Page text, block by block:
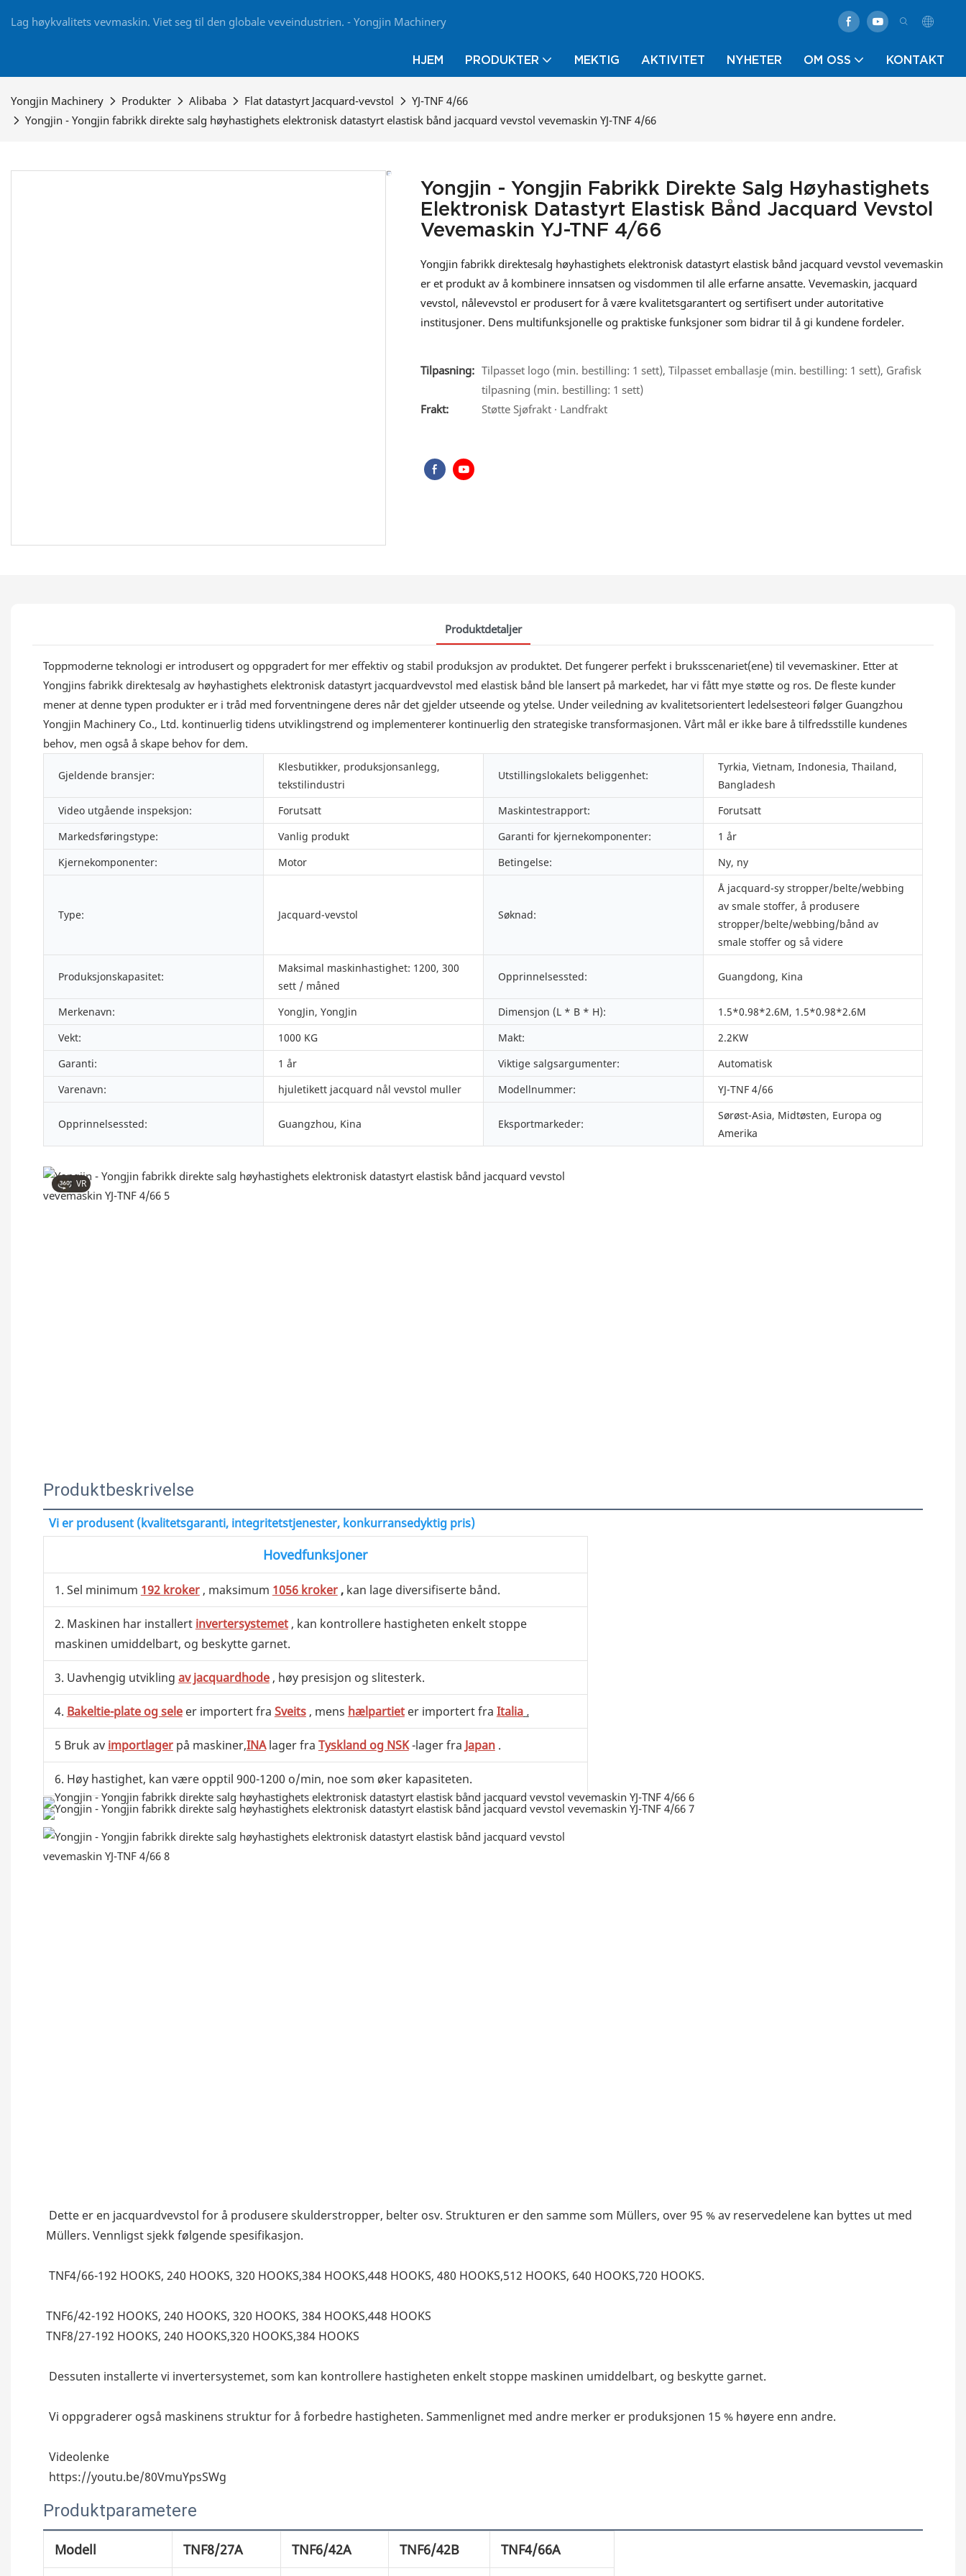
Lag høykvalitets vevmaskin. Viet seg til den globale veveindustrien. - Yongjin Machinery
HJEM PRODUKTER MEKTIG AKTIVITET NYHETER OM OSS KONTAKT
Yongjin Machinery Produkter Alibaba Flat datastyrt Jacquard-vevstol
YJ-TNF 4/66
Yongjin - Yongjin fabrikk direkte salg høyhastighets elektronisk datastyrt elastisk bånd jacquard vevstol vevemaskin YJ-TNF 4/66
Yongjin - Yongjin Fabrikk Direkte Salg Høyhastighets
Elektronisk Datastyrt Elastisk Bånd Jacquard Vevstol
Vevemaskin YJ-TNF 4/66
Yongjin fabrikk direktesalg høyhastighets elektronisk datastyrt elastisk bånd jacquard vevstol vevemaskin
er et produkt av å kombinere innsatsen og visdommen til alle erfarne ansatte. Vevemaskin, jacquard
vevstol, nålevevstol er produsert for å være kvalitetsgarantert og sertifisert under autoritative
institusjoner. Dens multifunksjonelle og praktiske funksjoner som bidrar til å gi kundene fordeler.
Tilpasning: Tilpasset logo (min. bestilling: 1 sett), Tilpasset emballasje (min. bestilling: 1 sett), Grafisk
tilpasning (min. bestilling: 1 sett)
Frakt:
Støtte Sjøfrakt · Landfrakt
Produktdetaljer
Toppmoderne teknologi er introdusert og oppgradert for mer effektiv og stabil produksjon av produktet. Det fungerer perfekt i bruksscenariet(ene) til vevemaskiner. Etter at
Yongjins fabrikk direktesalg av høyhastighets elektronisk datastyrt jacquardvevstol med elastisk bånd ble lansert på markedet, har vi fått mye støtte og ros. De fleste kunder
mener at denne typen produkter er i tråd med forventningene deres når det gjelder utseende og ytelse. Under veiledning av kvalitetsorientert ledelsesteori følger Guangzhou
Yongjin Machinery Co., Ltd. kontinuerlig tidens utviklingstrend og implementerer kontinuerlig den strategiske transformasjonen. Vårt mål er ikke bare å tilfredsstille kundenes
behov, men også å skape behov for dem.
Gjeldende bransjer:
Klesbutikker, produksjonsanlegg,
tekstilindustri
Utstillingslokalets beliggenhet:
Tyrkia, Vietnam, Indonesia, Thailand,
Bangladesh
Video utgående inspeksjon:
Forutsatt Maskintestrapport:
Forutsatt
Markedsføringstype:
Vanlig produkt Garanti for kjernekomponenter:
1 år
Kjernekomponenter:
Motor Betingelse: Ny, ny
Type: Jacquard-vevstol Søknad:
Å jacquard-sy stropper/belte/webbing
av smale stoffer, å produsere
stropper/belte/webbing/bånd av
smale stoffer og så videre
Produksjonskapasitet:
Maksimal maskinhastighet: 1200, 300
sett / måned
Opprinnelsessted: Guangdong, Kina
Merkenavn: YongJin, YongJin Dimensjon (L * B * H):
1.5*0.98*2.6M, 1.5*0.98*2.6M
Vekt:
1000 KG Makt:
2.2KW
Garanti:
1 år Viktige salgsargumenter:
Automatisk
Varenavn:
hjuletikett jacquard nål vevstol muller Modellnummer: YJ-TNF 4/66
Opprinnelsessted: Guangzhou, Kina Eksportmarkeder:
Sørøst-Asia, Midtøsten, Europa og
Amerika
VR
Produktbeskrivelse
Vi er produsent (kvalitetsgaranti, integritetstjenester, konkurransedyktig pris)
Hovedfunksjoner
1. Sel minimum 192 kroker, maksimum 1056 kroker,kan lage diversifiserte bånd.
2. Maskinen har installert invertersystemet, kan kontrollere hastigheten enkelt stoppe
maskinen umiddelbart, og beskytte garnet.
3. Uavhengig utvikling av jacquardhode, høy presisjon og slitesterk.
4. Bakeltie-plate og seleer importert fra Sveits, mens hælpartieter importert fra Italia .
5 Bruk av importlagerpå maskiner,INAlager fra Tyskland og NSK-lager fra Japan.
6. Høy hastighet, kan være opptil 900-1200 o/min, noe som øker kapasiteten.
Dette er en jacquardvevstol for å produsere skulderstropper, belter osv. Strukturen er den samme som Müllers, over 95 % av reservedelene kan byttes ut med
Müllers. Vennligst sjekk følgende spesifikasjon.
TNF4/66-192 HOOKS, 240 HOOKS, 320 HOOKS,384 HOOKS,448 HOOKS, 480 HOOKS,512 HOOKS, 640 HOOKS,720 HOOKS.
TNF6/42-192 HOOKS, 240 HOOKS, 320 HOOKS, 384 HOOKS,448 HOOKS
TNF8/27-192 HOOKS, 240 HOOKS,320 HOOKS,384 HOOKS
Dessuten installerte vi invertersystemet, som kan kontrollere hastigheten enkelt stoppe maskinen umiddelbart, og beskytte garnet.
Vi oppgraderer også maskinens struktur for å forbedre hastigheten. Sammenlignet med andre merker er produksjonen 15 % høyere enn andre.
Videolenke
https://youtu.be/80VmuYpsSWg
Produktparametere
Modell TNF8/27A TNF6/42A TNF6/42B TNF4/66A